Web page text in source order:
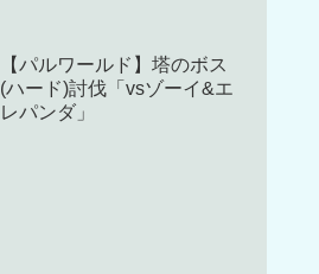
【パルワールド】塔のボス
(ハード)討伐「vsゾーイ&エ
レパンダ」